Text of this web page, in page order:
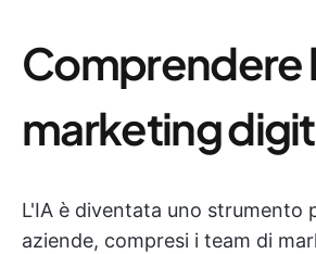
Comprendere
marketing
L'IA è diventata uno strumento
aziende, compresi i team di